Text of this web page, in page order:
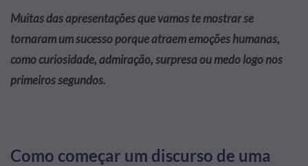
Muitas das apresentações que vamos te mostrar se
tornaram um sucesso porque atraem emoções humanas,
como curiosidade, admiração, surpresa ou medo logo nos
primeiros segundos.
Como começar um discurso de uma